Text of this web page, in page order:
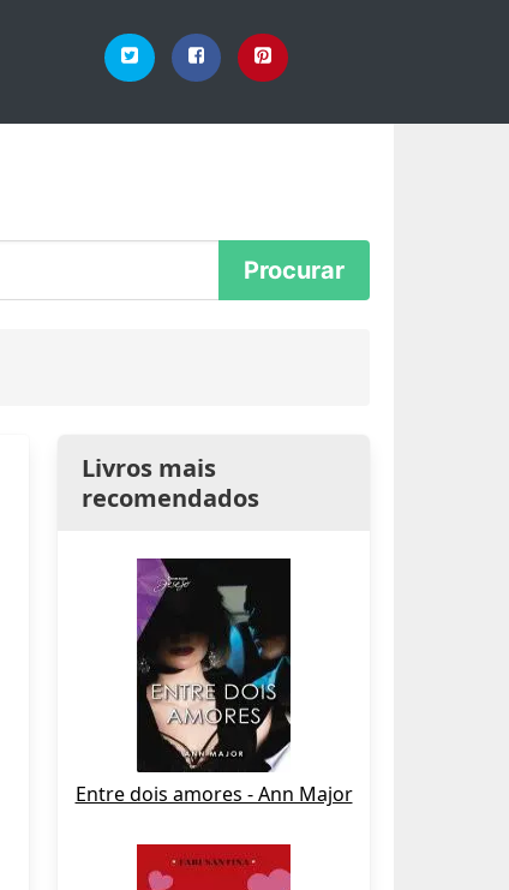
Livros mais
recomendados
Entre dois amores - Ann Major